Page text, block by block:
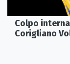
Colpo
Corigliano